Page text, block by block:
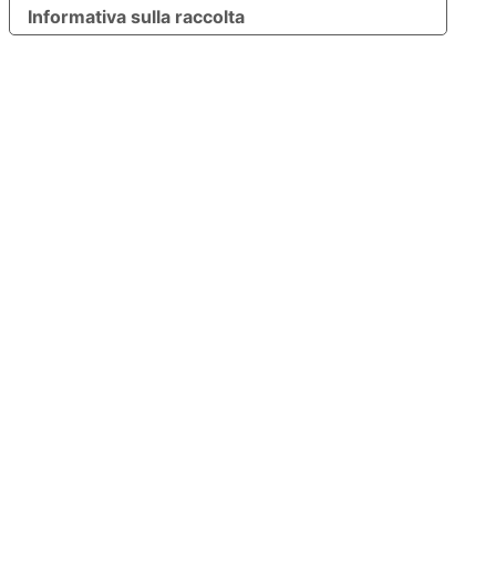
Informativa sulla raccolta